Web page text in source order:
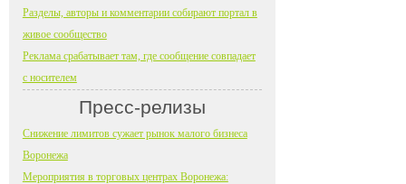
Разделы, авторы и комментарии собирают портал в
живое сообщество
Реклама срабатывает там, где сообщение совпадает
с носителем
Пресс-релизы
Снижение лимитов сужает рынок малого бизнеса
Воронежа
Мероприятия в торговых центрах Воронежа: